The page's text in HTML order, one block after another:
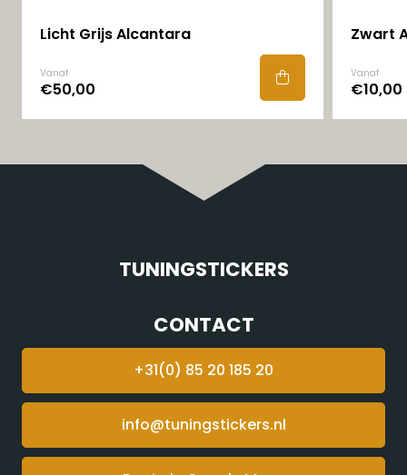
Licht Grijs Alcantara
Vanaf
€50,00
Zwart
Vanaf
€10,00
TUNINGSTICKERS
CONTACT
+31(0) 85 20 185 20
info@tuningstickers.nl